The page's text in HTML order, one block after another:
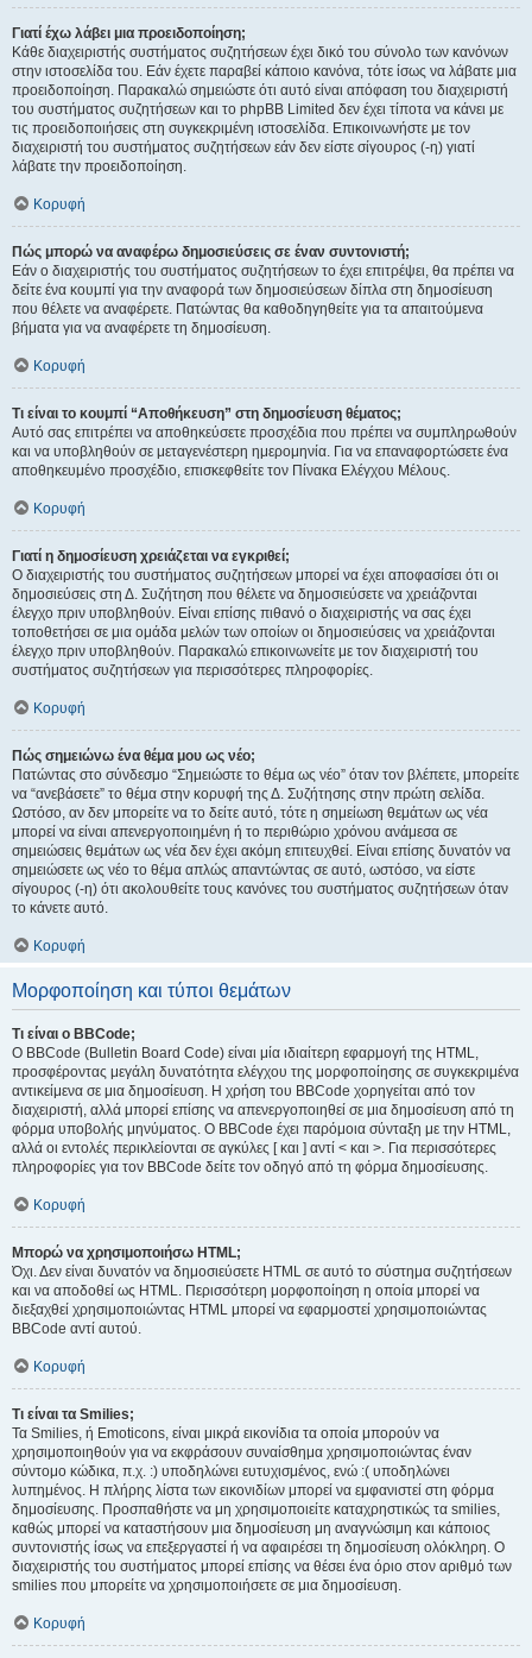
Γιατί έχω λάβει μια προειδοποίηση;
Κάθε διαχειριστής συστήματος συζητήσεων έχει δικό του σύνολο των κανόνων
στην ιστοσελίδα του. Εάν έχετε παραβεί κάποιο κανόνα, τότε ίσως να λάβατε μια
προειδοποίηση. Παρακαλώ σημειώστε ότι αυτό είναι απόφαση του διαχειριστή
του συστήματος συζητήσεων και το phpBB Limited δεν έχει τίποτα να κάνει με
τις προειδοποιήσεις στη συγκεκριμένη ιστοσελίδα. Επικοινωνήστε με τον
διαχειριστή του συστήματος συζητήσεων εάν δεν είστε σίγουρος (-η) γιατί
λάβατε την προειδοποίηση.
Κορυφή
Πώς μπορώ να αναφέρω δημοσιεύσεις σε έναν συντονιστή;
Εάν ο διαχειριστής του συστήματος συζητήσεων το έχει επιτρέψει, θα πρέπει να
δείτε ένα κουμπί για την αναφορά των δημοσιεύσεων δίπλα στη δημοσίευση
που θέλετε να αναφέρετε. Πατώντας θα καθοδηγηθείτε για τα απαιτούμενα
βήματα για να αναφέρετε τη δημοσίευση.
Κορυφή
Τι είναι το κουμπί “Αποθήκευση” στη δημοσίευση θέματος;
Αυτό σας επιτρέπει να αποθηκεύσετε προσχέδια που πρέπει να συμπληρωθούν
και να υποβληθούν σε μεταγενέστερη ημερομηνία. Για να επαναφορτώσετε ένα
αποθηκευμένο προσχέδιο, επισκεφθείτε τον Πίνακα Ελέγχου Μέλους.
Κορυφή
Γιατί η δημοσίευση χρειάζεται να εγκριθεί;
Ο διαχειριστής του συστήματος συζητήσεων μπορεί να έχει αποφασίσει ότι οι
δημοσιεύσεις στη Δ. Συζήτηση που θέλετε να δημοσιεύσετε να χρειάζονται
έλεγχο πριν υποβληθούν. Είναι επίσης πιθανό ο διαχειριστής να σας έχει
τοποθετήσει σε μια ομάδα μελών των οποίων οι δημοσιεύσεις να χρειάζονται
έλεγχο πριν υποβληθούν. Παρακαλώ επικοινωνείτε με τον διαχειριστή του
συστήματος συζητήσεων για περισσότερες πληροφορίες.
Κορυφή
Πώς σημειώνω ένα θέμα μου ως νέο;
Πατώντας στο σύνδεσμο “Σημειώστε το θέμα ως νέο” όταν τον βλέπετε, μπορείτε
να “ανεβάσετε” το θέμα στην κορυφή της Δ. Συζήτησης στην πρώτη σελίδα.
Ωστόσο, αν δεν μπορείτε να το δείτε αυτό, τότε η σημείωση θεμάτων ως νέα
μπορεί να είναι απενεργοποιημένη ή το περιθώριο χρόνου ανάμεσα σε
σημειώσεις θεμάτων ως νέα δεν έχει ακόμη επιτευχθεί. Είναι επίσης δυνατόν να
σημειώσετε ως νέο το θέμα απλώς απαντώντας σε αυτό, ωστόσο, να είστε
σίγουρος (-η) ότι ακολουθείτε τους κανόνες του συστήματος συζητήσεων όταν
το κάνετε αυτό.
Κορυφή
Μορφοποίηση και τύποι θεμάτων
Τι είναι ο BBCode;
Ο BBCode (Bulletin Board Code) είναι μία ιδιαίτερη εφαρμογή της HTML,
προσφέροντας μεγάλη δυνατότητα ελέγχου της μορφοποίησης σε συγκεκριμένα
αντικείμενα σε μια δημοσίευση. Η χρήση του BBCode χορηγείται από τον
διαχειριστή, αλλά μπορεί επίσης να απενεργοποιηθεί σε μια δημοσίευση από τη
φόρμα υποβολής μηνύματος. Ο BBCode έχει παρόμοια σύνταξη με την HTML,
αλλά οι εντολές περικλείονται σε αγκύλες [ και ] αντί < και >. Για περισσότερες
πληροφορίες για τον BBCode δείτε τον οδηγό από τη φόρμα δημοσίευσης.
Κορυφή
Μπορώ να χρησιμοποιήσω HTML;
Όχι. Δεν είναι δυνατόν να δημοσιεύσετε HTML σε αυτό το σύστημα συζητήσεων
και να αποδοθεί ως HTML. Περισσότερη μορφοποίηση η οποία μπορεί να
διεξαχθεί χρησιμοποιώντας HTML μπορεί να εφαρμοστεί χρησιμοποιώντας
BBCode αντί αυτού.
Κορυφή
Τι είναι τα Smilies;
Τα Smilies, ή Emoticons, είναι μικρά εικονίδια τα οποία μπορούν να
χρησιμοποιηθούν για να εκφράσουν συναίσθημα χρησιμοποιώντας έναν
σύντομο κώδικα, π.χ. :) υποδηλώνει ευτυχισμένος, ενώ :( υποδηλώνει
λυπημένος. Η πλήρης λίστα των εικονιδίων μπορεί να εμφανιστεί στη φόρμα
δημοσίευσης. Προσπαθήστε να μη χρησιμοποιείτε καταχρηστικώς τα smilies,
καθώς μπορεί να καταστήσουν μια δημοσίευση μη αναγνώσιμη και κάποιος
συντονιστής ίσως να επεξεργαστεί ή να αφαιρέσει τη δημοσίευση ολόκληρη. Ο
διαχειριστής του συστήματος μπορεί επίσης να θέσει ένα όριο στον αριθμό των
smilies που μπορείτε να χρησιμοποιήσετε σε μια δημοσίευση.
Κορυφή